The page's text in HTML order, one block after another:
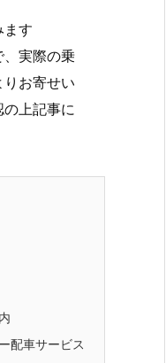
ます
実際の乗
りお寄せい
上記事に
配車サービス